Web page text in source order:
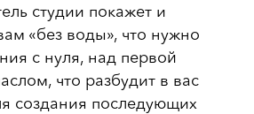
студии покажет и
«без воды», что нужно
с нуля, над первой
что разбудит в вас
создания последующих